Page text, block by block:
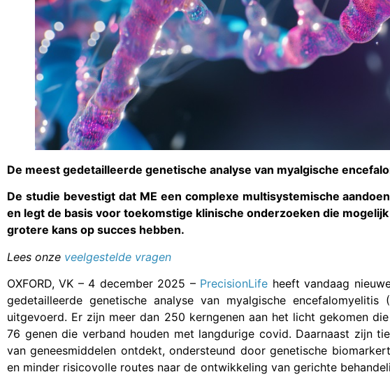
De meest gedetailleerde genetische analyse van myalgische
De studie bevestigt dat ME een complexe multisystemische
en legt de basis voor toekomstige klinische onderzoeken die
grotere kans op succes hebben.
Lees onze veelgestelde vragen
OXFORD, VK – 4 december 2025 – PrecisionLife heeft vandaag
gedetailleerde genetische analyse van myalgische
uitgevoerd. Er zijn meer dan 250 kerngenen aan het licht gekomen
76 genen die verband houden met langdurige covid. Daarnaast zijn
van geneesmiddelen ontdekt, ondersteund door genetische
en minder risicovolle routes naar de ontwikkeling van gerichte